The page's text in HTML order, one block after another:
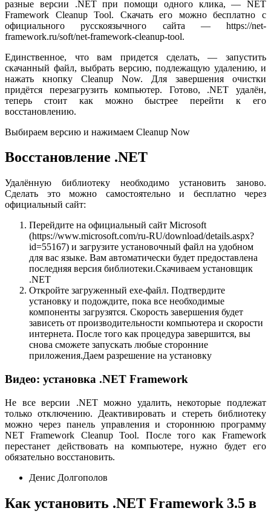
разные версии .NET при помощи одного клика, — NET
Framework Cleanup Tool. Скачать его можно бесплатно с
официального русскоязычного сайта — https://net-
framework.ru/soft/net-framework-cleanup-tool.
Единственное, что вам придется сделать, — запустить
скачанный файл, выбрать версию, подлежащую удалению, и
нажать кнопку Cleanup Now. Для завершения очистки
придётся перезагрузить компьютер. Готово, .NET удалён,
теперь стоит как можно быстрее перейти к его
восстановлению.
Выбираем версию и нажимаем Cleanup Now
Восстановление .NET
Удалённую библиотеку необходимо установить заново.
Сделать это можно самостоятельно и бесплатно через
официальный сайт:
Перейдите на официальный сайт Microsoft
(https://www.microsoft.com/ru-RU/download/details.aspx?
id=55167) и загрузите установочный файл на удобном
для вас языке. Вам автоматически будет предоставлена
последняя версия библиотеки.Скачиваем установщик
.NET
Откройте загруженный exe-файл. Подтвердите
установку и подождите, пока все необходимые
компоненты загрузятся. Скорость завершения будет
зависеть от производительности компьютера и скорости
интернета. После того как процедура завершится, вы
снова сможете запускать любые сторонние
приложения.Даем разрешение на установку
Видео: установка .NET Framework
Не все версии .NET можно удалить, некоторые подлежат
только отключению. Деактивировать и стереть библиотеку
можно через панель управления и стороннюю программу
NET Framework Cleanup Tool. После того как Framework
перестанет действовать на компьютере, нужно будет его
обязательно восстановить.
Денис Долгополов
Как установить .NET Framework 3.5 в